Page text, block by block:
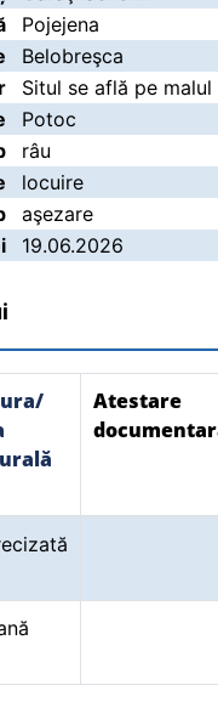
Pojejena
Belobreşca
Situl se află pe
Potoc
râu
locuire
aşezare
19.06.2026
Atestare